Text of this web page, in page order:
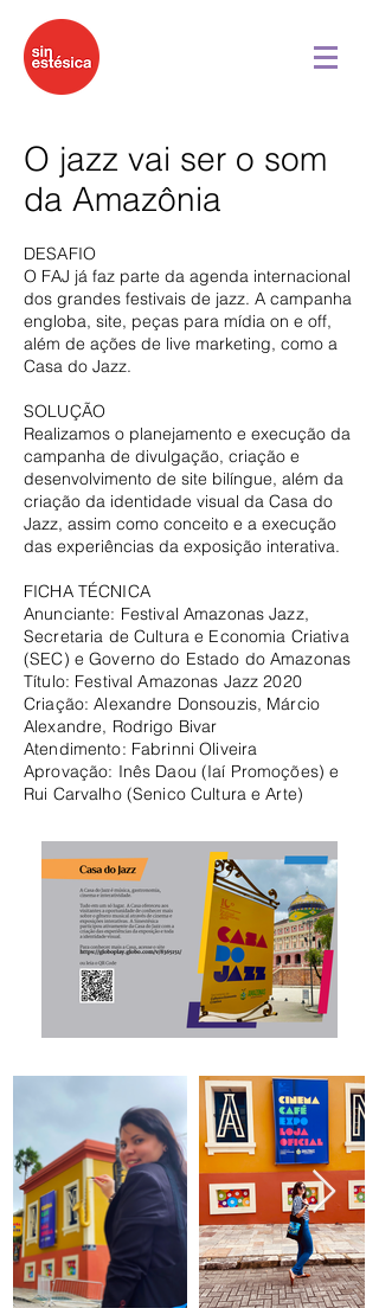
O jazz vai ser o som
da Amazônia
DESAFIO
O FAJ já faz parte da agenda internacional
dos grandes festivais de jazz. A campanha
engloba, site, peças para mídia on e off,
além de ações de live marketing, como a
Casa do Jazz.
SOLUÇÃO
Realizamos o planejamento e execução da
campanha de divulgação, criação e
desenvolvimento de site bilíngue, além da
criação da identidade visual da Casa do
Jazz, assim como conceito e a execução
das experiências da exposição interativa.
FICHA TÉCNICA
Anunciante: Festival Amazonas Jazz,
Secretaria de Cultura e Economia Criativa
(SEC) e Governo do Estado do Amazonas
Título: Festival Amazonas Jazz 2020
Criação: Alexandre Donsouzis, Márcio
Alexandre, Rodrigo Bivar
Atendimento: Fabrinni Oliveira
Aprovação: Inês Daou (Iaí Promoções) e
Rui Carvalho (Senico Cultura e Arte)